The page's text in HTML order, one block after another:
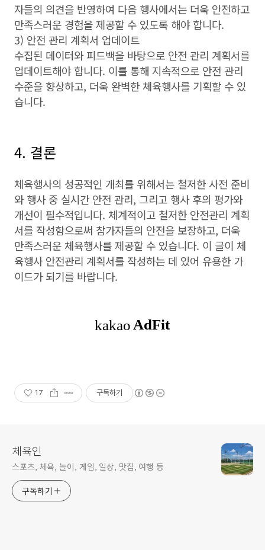
자들의 의견을 반영하여 다음 행사에서는 더욱 안전하고
만족스러운 경험을 제공할 수 있도록 해야 합니다.
3) 안전 관리 계획서 업데이트
수집된 데이터와 피드백을 바탕으로 안전 관리 계획서를
업데이트해야 합니다. 이를 통해 지속적으로 안전 관리
수준을 향상하고, 더욱 완벽한 체육행사를 기획할 수 있
습니다.
4. 결론
체육행사의 성공적인 개최를 위해서는 철저한 사전 준비
와 행사 중 실시간 안전 관리, 그리고 행사 후의 평가와
개선이 필수적입니다. 체계적이고 철저한 안전관리 계획
서를 작성함으로써 참가자들의 안전을 보장하고, 더욱
만족스러운 체육행사를 제공할 수 있습니다. 이 글이 체
육행사 안전관리 계획서를 작성하는 데 있어 유용한 가
이드가 되기를 바랍니다.
17 구독하기
체육인
스포츠, 체육, 놀이, 게임, 일상, 맛집, 여행 등
구독하기